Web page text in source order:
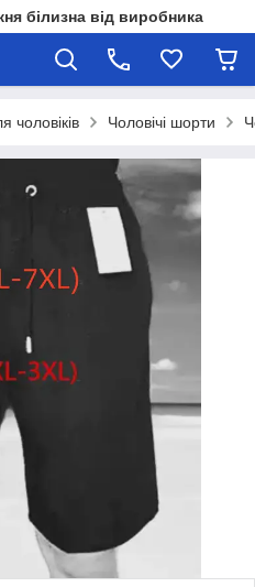
білизна від виробника
чоловіків Чоловічі шорти